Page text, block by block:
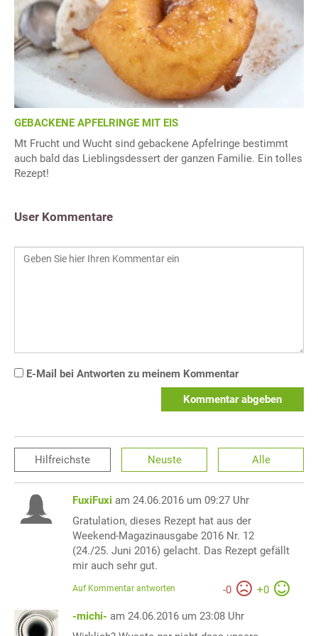
GEBACKENE APFELRINGE MIT EIS
Mt Frucht und Wucht sind gebackene Apfelringe bestimmt
auch bald das Lieblingsdessert der ganzen Familie. Ein tolles
Rezept!
User Kommentare
E-Mail bei Antworten zu meinem Kommentar
Kommentar abgeben
Hilfreichste Neuste Alle
FuxiFuxi am 24.06.2016 um 09:27 Uhr
Gratulation, dieses Rezept hat aus der
Weekend-Magazinausgabe 2016 Nr. 12
(24./25. Juni 2016) gelacht. Das Rezept gefällt
mir auch sehr gut.
-0 +0
Auf Kommentar antworten
-michi- am 24.06.2016 um 23:08 Uhr